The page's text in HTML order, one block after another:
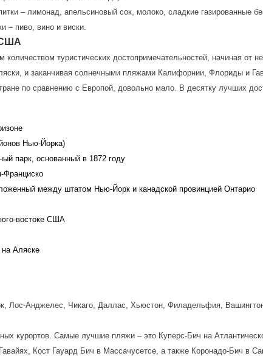
– лимонад, апельсиновый сок, молоко, сладкие газированные
– пиво, вино и виски.
США
туристических достопримечательностей, начиная от
и заканчивая солнечными пляжами Калифорнии, Флориды и
по сравнению с Европой, довольно мало. В десятку лучших
Нью-Йорка)
парк, основанный в 1872 году
Франциско
между штатом Нью-Йорк и канадской провинцией Онтарио
востоке США
Аляске
Лос-Анджелес, Чикаго, Даллас, Хьюстон, Филадельфия,
курортов. Самые лучшие пляжи – это Куперс-Бич на
Кост Гауард Бич в Массачусетсе, а также Коронадо-Бич в